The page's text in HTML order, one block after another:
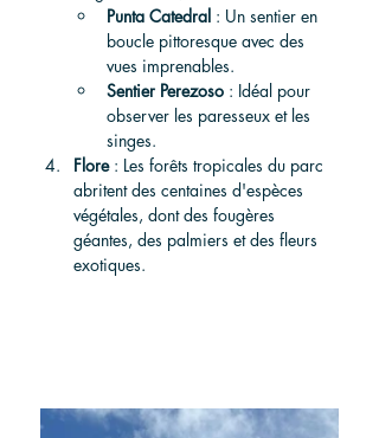
Punta Catedral : Un sentier en
boucle pittoresque avec des
vues imprenables.
Sentier Perezoso : Idéal pour
observer les paresseux et les
singes.
Flore : Les forêts tropicales du parc
abritent des centaines d'espèces
végétales, dont des fougères
géantes, des palmiers et des fleurs
exotiques.